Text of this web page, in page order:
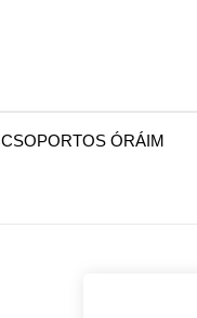
CSOPORTOS ÓRÁIM